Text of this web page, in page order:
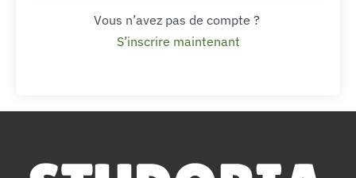
Vous n’avez pas de compte ?
S’inscrire maintenant